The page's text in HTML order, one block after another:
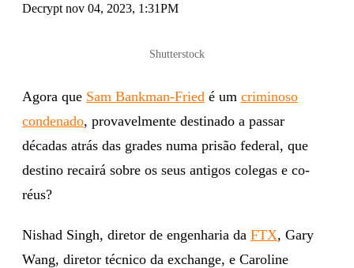
Decrypt nov 04, 2023, 1:31PM
Shutterstock
Agora que Sam Bankman-Fried é um criminoso
condenado, provavelmente destinado a passar
décadas atrás das grades numa prisão federal, que
destino recairá sobre os seus antigos colegas e co-
réus?
Nishad Singh, diretor de engenharia da FTX, Gary
Wang, diretor técnico da exchange, e Caroline